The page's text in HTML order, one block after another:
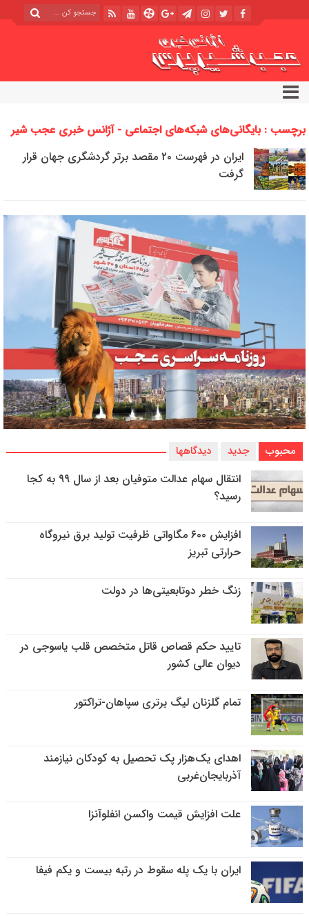
برچسب : بایگانی‌های شبکه‌های اجتماعی - آژانس خبری عجب شیر
پرس
ایران در فهرست ۲۰ مقصد برتر گردشگری جهان قرار
گرفت
محبوب جدید دیدگاهها
انتقال سهام عدالت متوفیان بعد از سال ۹۹ به کجا
رسید؟
افزایش ۶۰۰ مگاواتی ظرفیت تولید برق نیروگاه
حرارتی تبریز
زنگ خطر دوتابعیتی‌ها در دولت
تایید حکم قصاص قاتل متخصص قلب یاسوجی در
دیوان عالی کشور
تمام گلزنان لیگ‌ برتری سپاهان-تراکتور
اهدای یک‌هزار پک تحصیل به کودکان نیازمند
آذربایجان‌غربی
علت افزایش قیمت واکسن انفلوآنزا
ایران با یک پله سقوط در رتبه بیست و یکم فیفا